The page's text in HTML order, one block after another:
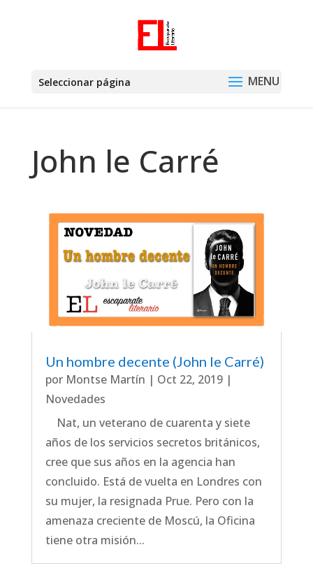
Seleccionar página
John le Carré
Un hombre decente (John le Carré)
por Montse Martín | Oct 22, 2019|
Novedades
Nat, un veterano de cuarenta y siete
años de los servicios secretos británicos,
cree que sus años en la agencia han
concluido. Está de vuelta en Londres con
su mujer, la resignada Prue. Pero con la
amenaza creciente de Moscú, la Oficina
tiene otra misión...